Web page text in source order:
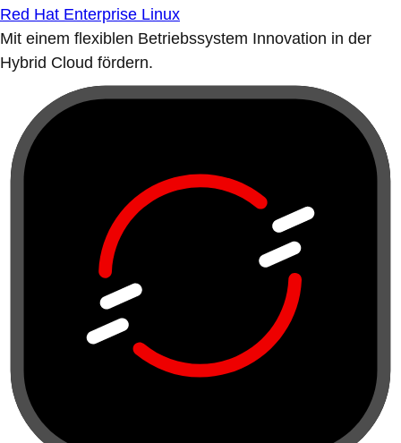
Red Hat Enterprise Linux
Mit einem flexiblen Betriebssystem Innovation in der
Hybrid Cloud fördern.